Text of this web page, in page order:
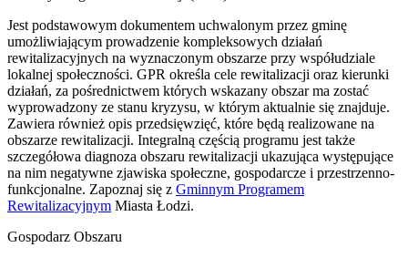
Jest podstawowym dokumentem uchwalonym przez gminę
umożliwiającym prowadzenie kompleksowych działań
rewitalizacyjnych na wyznaczonym obszarze przy współudziale
lokalnej społeczności. GPR określa cele rewitalizacji oraz kierunki
działań, za pośrednictwem których wskazany obszar ma zostać
wyprowadzony ze stanu kryzysu, w którym aktualnie się znajduje.
Zawiera również opis przedsięwzięć, które będą realizowane na
obszarze rewitalizacji. Integralną częścią programu jest także
szczegółowa diagnoza obszaru rewitalizacji ukazująca występujące
na nim negatywne zjawiska społeczne, gospodarcze i przestrzenno-
funkcjonalne. Zapoznaj się z Gminnym Programem
Rewitalizacyjnym Miasta Łodzi.
Gospodarz Obszaru